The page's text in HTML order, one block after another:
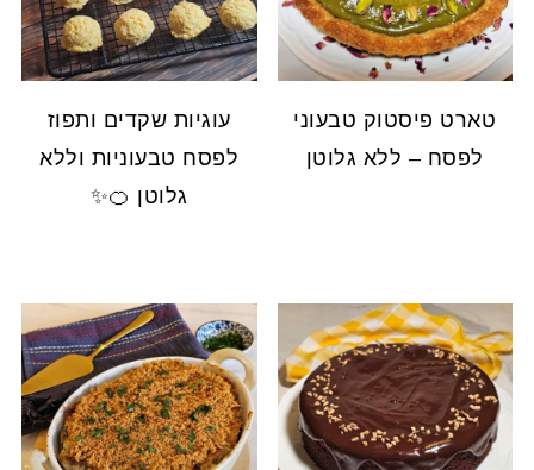
טארט פיסטוק טבעוני
לפסח – ללא גלוטן
עוגיות שקדים ותפוז
לפסח טבעוניות וללא
גלוטן 🍊✨